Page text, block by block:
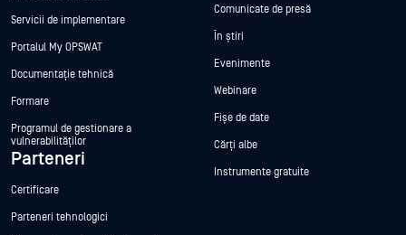
Servicii de implementare
Portalul My OPSWAT
Documentație tehnică
Formare
Programul de gestionare a
vulnerabilităților
Parteneri
Certificare
Parteneri tehnologici
Comunicate de presă
În știri
Evenimente
Webinare
Fișe de date
Cărți albe
Instrumente gratuite
I'm Ozzy, your OPSWAT virtual assistant.
How can I help you secure what's critical